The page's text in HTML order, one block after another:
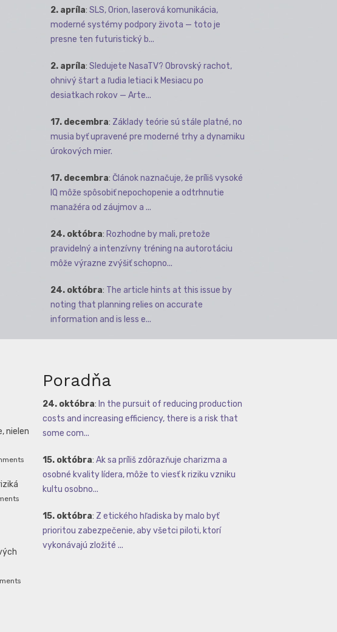
2. apríla: SLS, Orion, laserová komunikácia,
moderné systémy podpory života — toto je
presne ten futuristický b...
2. apríla: Sledujete NasaTV? Obrovský rachot,
ohnivý štart a ľudia letiaci k Mesiacu po
desiatkach rokov — Arte...
17. decembra: Základy teórie sú stále platné, no
musia byť upravené pre moderné trhy a dynamiku
úrokových mier.
17. decembra: Článok naznačuje, že príliš vysoké
IQ môže spôsobiť nepochopenie a odtrhnutie
manažéra od záujmov a ...
24. októbra: Rozhodne by mali, pretože
pravidelný a intenzívny tréning na autorotáciu
môže výrazne zvýšiť schopno...
24. októbra: The article hints at this issue by
noting that planning relies on accurate
information and is less e...
nielen
Poradňa
24. októbra: In the pursuit of reducing production
costs and increasing efficiency, there is a risk that
some com...
15. októbra: Ak sa príliš zdôrazňuje charizma a
osobné kvality lídera, môže to viesť k riziku vzniku
kultu osobno...
15. októbra: Z etického hľadiska by malo byť
prioritou zabezpečenie, aby všetci piloti, ktorí
vykonávajú zložité ...